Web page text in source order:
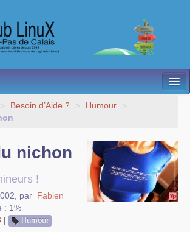
> Besoin d’Aide ? > Humour
>
nichon
!
par Fabien
: 1%
| Humour